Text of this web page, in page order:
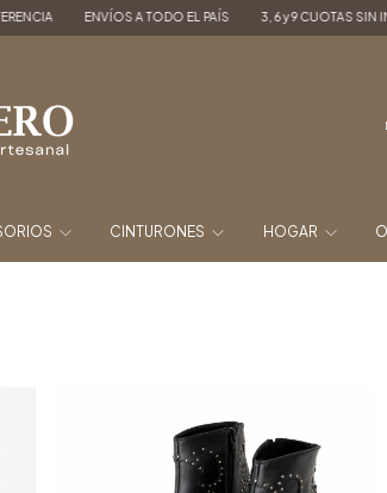
EL PAÍS 3, 6 y 9 CUOTAS SIN INTERES 20% OFF
CINTURONES HOGAR